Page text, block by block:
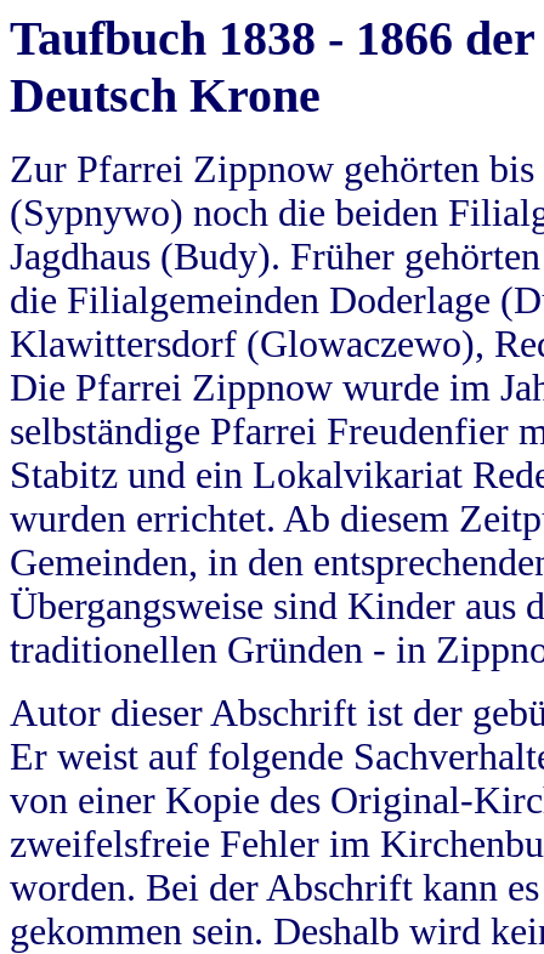
Taufbuch 1838 - 1866
Deutsch Krone
Zur Pfarrei Zippnow gehörten
(Sypnywo) noch die beiden
Jagdhaus (Budy). Früher
die Filialgemeinden Doderlage
Klawittersdorf (Glowaczewo),
Die Pfarrei Zippnow wurde im
selbständige Pfarrei Freudenfier
Stabitz und ein Lokalvikariat
wurden errichtet. Ab diesem
Gemeinden, in den
Übergangsweise sind Kinder aus
traditionellen Gründen - in
Autor dieser Abschrift ist der
Er weist auf folgende
von einer Kopie des Original-
zweifelsfreie Fehler im
worden. Bei der Abschrift kann
gekommen sein. Deshalb wird